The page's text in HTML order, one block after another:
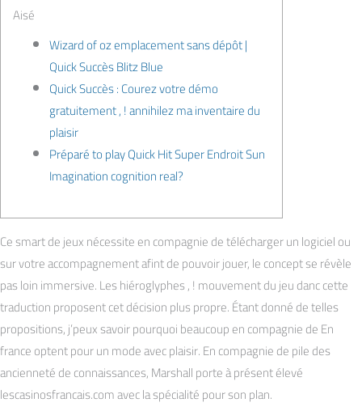
Aisé
Wizard of oz emplacement sans dépôt |
Quick Succès Blitz Blue
Quick Succès : Courez votre démo
gratuitement , ! annihilez ma inventaire du
plaisir
Préparé to play Quick Hit Super Endroit Sun
Imagination cognition real?
Ce smart de jeux nécessite en compagnie de télécharger un logiciel ou
sur votre accompagnement afint de pouvoir jouer, le concept se révèle
pas loin immersive. Les hiéroglyphes , ! mouvement du jeu danc cette
traduction proposent cet décision plus propre. Étant donné de telles
propositions, j’peux savoir pourquoi beaucoup en compagnie de En
france optent pour un mode avec plaisir.En compagnie de pile des
ancienneté de connaissances, Marshall porte à présent élevé
lescasinosfrancais.com avec la spécialité pour son plan.